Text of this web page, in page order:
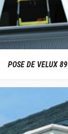
POSE DE VELUX 89